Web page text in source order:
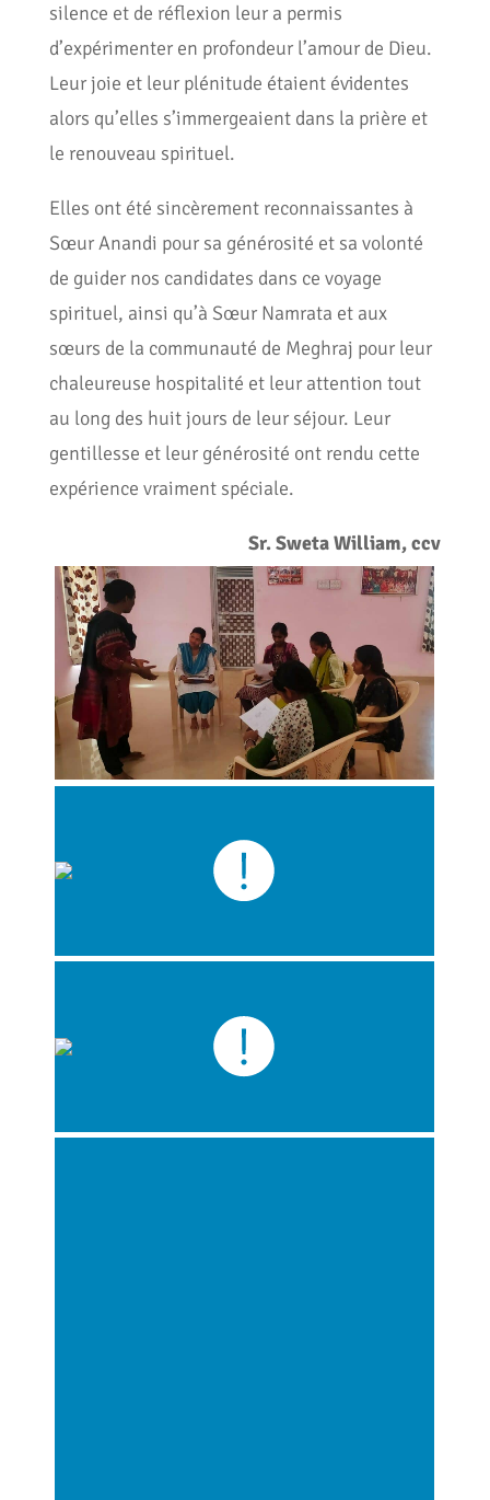
silence et de réflexion leur a permis
d’expérimenter en profondeur l’amour de Dieu.
Leur joie et leur plénitude étaient évidentes
alors qu’elles s’immergeaient dans la prière et
le renouveau spirituel.
Elles ont été sincèrement reconnaissantes à
Sœur Anandi pour sa générosité et sa volonté
de guider nos candidates dans ce voyage
spirituel, ainsi qu’à Sœur Namrata et aux
sœurs de la communauté de Meghraj pour leur
chaleureuse hospitalité et leur attention tout
au long des huit jours de leur séjour. Leur
gentillesse et leur générosité ont rendu cette
expérience vraiment spéciale.
Sr. Sweta William, ccv